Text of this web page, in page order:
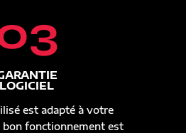
LOGICIEL
est adapté à votre
fonctionnement est